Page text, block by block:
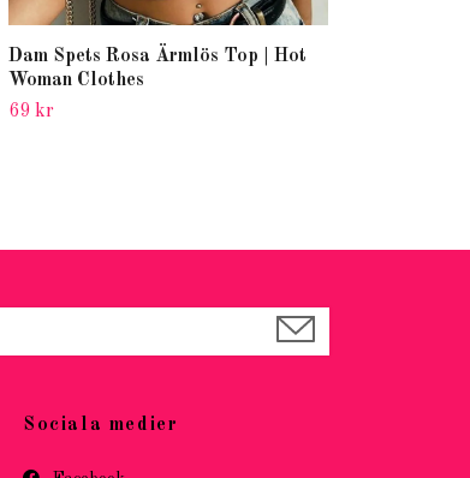
Dam Spets Rosa Ärmlös Top | Hot
Woman Clothes
69 kr
Sociala medier